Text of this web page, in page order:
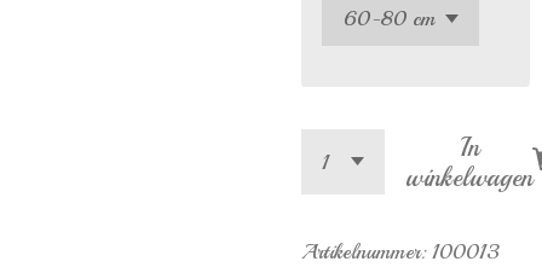
In
winkelwagen
Artikelnummer: 100013